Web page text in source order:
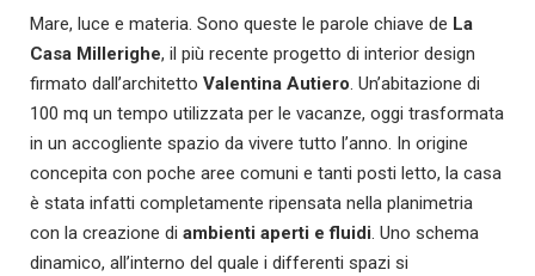
Mare, luce e materia. Sono queste le parole chiave de La
Casa Millerighe, il più recente progetto di interior design
firmato dall’architetto Valentina Autiero. Un’abitazione di
100 mq un tempo utilizzata per le vacanze, oggi trasformata
in un accogliente spazio da vivere tutto l’anno. In origine
concepita con poche aree comuni e tanti posti letto, la casa
è stata infatti completamente ripensata nella planimetria
con la creazione di ambienti aperti e fluidi. Uno schema
dinamico, all’interno del quale i differenti spazi si